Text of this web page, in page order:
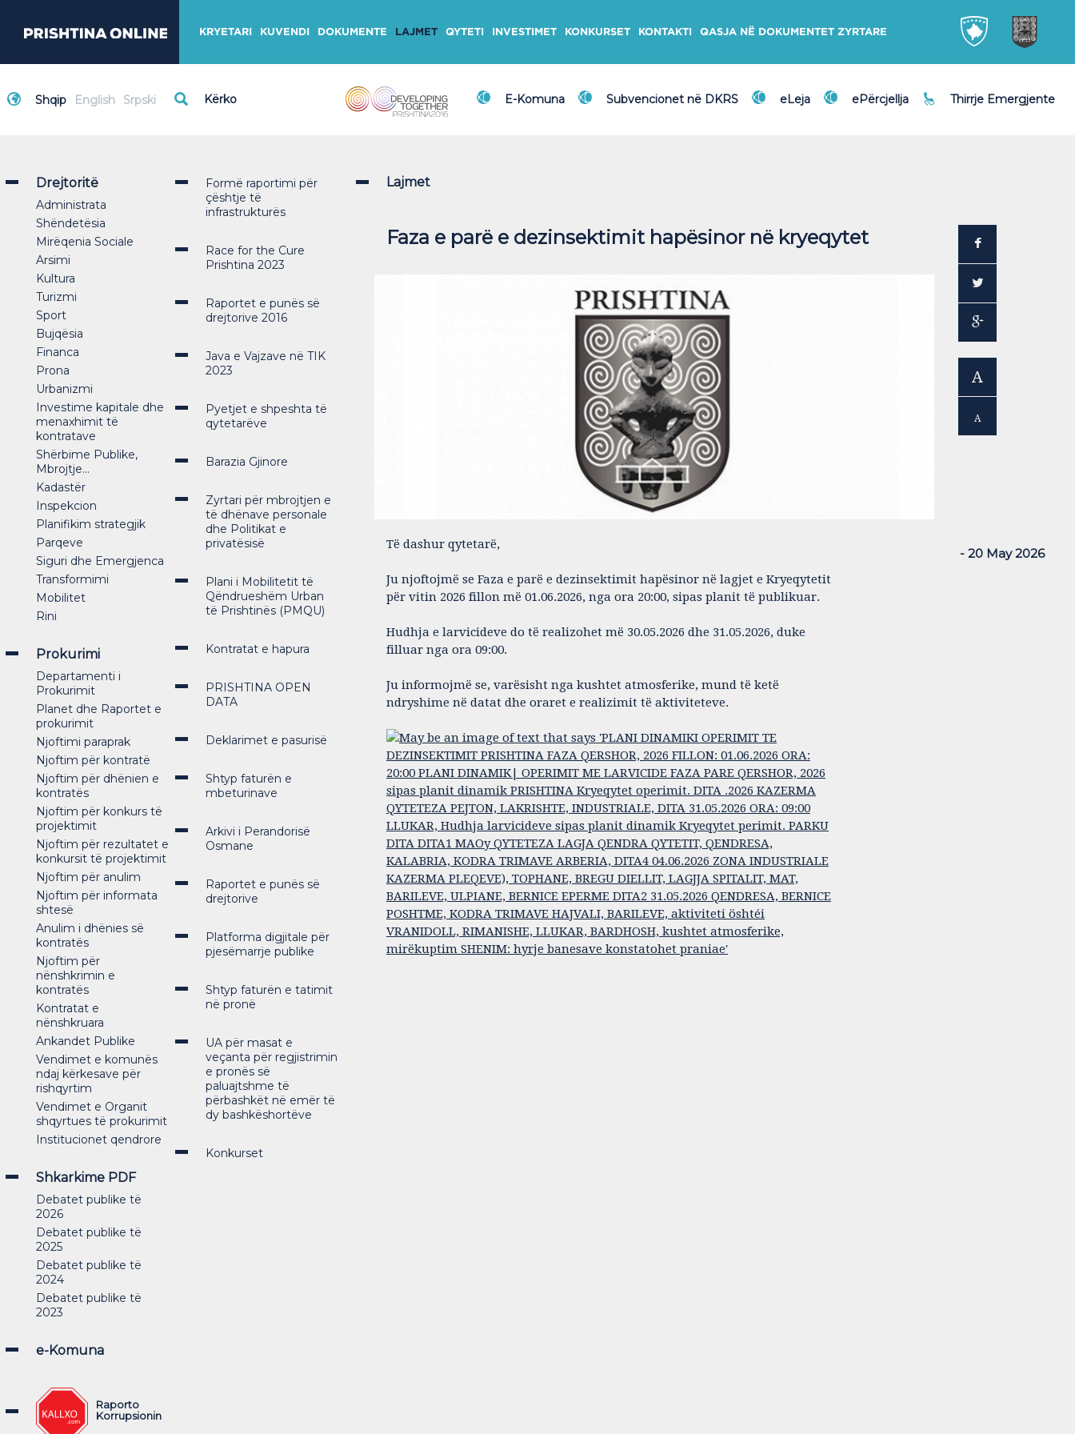
KRYETARI KUVENDI DOKUMENTE LAJMET QYTETI INVESTIMET KONKURSET KONTAKTI QASJA NË DOKUMENTET ZYRTARE
Shqip English Srpski E-Komuna Subvencionet në DKRS eLeja ePërcjellja Thirrje Emergjente
Drejtoritë
Administrata
Shëndetësia
Mirëqenia Sociale
Arsimi
Kultura
Turizmi
Sport
Bujqësia
Financa
Prona
Urbanizmi
Investime kapitale dhe
menaxhimit të
kontratave
Shërbime Publike,
Mbrojtje...
Kadastër
Inspekcion
Planifikim strategjik
Parqeve
Siguri dhe Emergjenca
Transformimi
Mobilitet
Rini
Prokurimi
Departamenti i
Prokurimit
Planet dhe Raportet e
prokurimit
Njoftimi paraprak
Njoftim për kontratë
Njoftim për dhënien e
kontratës
Njoftim për konkurs të
projektimit
Njoftim për rezultatet e
konkursit të projektimit
Njoftim për anulim
Njoftim për informata
shtesë
Anulim i dhënies së
kontratës
Njoftim për
nënshkrimin e
kontratës
Kontratat e
nënshkruara
Ankandet Publike
Vendimet e komunës
ndaj kërkesave për
rishqyrtim
Vendimet e Organit
shqyrtues të prokurimit
Institucionet qendrore
Shkarkime PDF
Debatet publike të
2026
Debatet publike të
2025
Debatet publike të
2024
Debatet publike të
2023
e-Komuna
Raporto
Korrupsionin
Formë raportimi për
çështje të
infrastrukturës
Race for the Cure
Prishtina 2023
Raportet e punës së
drejtorive 2016
Java e Vajzave në TIK
2023
Pyetjet e shpeshta të
qytetarëve
Barazia Gjinore
Zyrtari për mbrojtjen e
të dhënave personale
dhe Politikat e
privatësisë
Plani i Mobilitetit të
Qëndrueshëm Urban
të Prishtinës (PMQU)
Kontratat e hapura
PRISHTINA OPEN
DATA
Deklarimet e pasurisë
Shtyp faturën e
mbeturinave
Arkivi i Perandorisë
Osmane
Raportet e punës së
drejtorive
Platforma digjitale për
pjesëmarrje publike
Shtyp faturën e tatimit
në pronë
UA për masat e
veçanta për regjistrimin
e pronës së
paluajtshme të
përbashkët në emër të
dy bashkëshortëve
Konkurset
Lajmet
Faza e parë e dezinsektimit hapësinor në kryeqytet
- 20 May 2026
Të dashur qytetarë,
Ju njoftojmë se Faza e parë e dezinsektimit hapësinor në lagjet e Kryeqytetit
për vitin 2026 fillon më 01.06.2026, nga ora 20:00, sipas planit të publikuar.
Hudhja e larvicideve do të realizohet më 30.05.2026 dhe 31.05.2026, duke
filluar nga ora 09:00.
Ju informojmë se, varësisht nga kushtet atmosferike, mund të ketë
ndryshime në datat dhe oraret e realizimit të aktiviteteve.
A
A